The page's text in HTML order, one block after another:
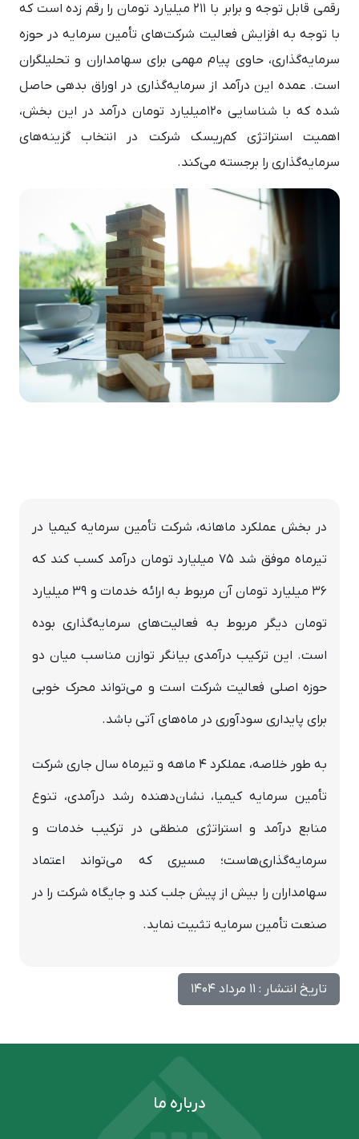
رقمی قابل توجه و برابر با ۲۱۱ میلیارد تومان را رقم زده است که
با توجه به افزایش فعالیت شرکت‌های تأمین سرمایه در حوزه
سرمایه‌گذاری، حاوی پیام مهمی برای سهامداران و تحلیلگران
است. عمده این درآمد از سرمایه‌گذاری در اوراق بدهی حاصل
شده که با شناسایی 120میلیارد تومان درآمد در این بخش،
اهمیت استراتژی کم‌ریسک شرکت در انتخاب گزینه‌های
سرمایه‌گذاری را برجسته می‌کند.
در بخش عملکرد ماهانه، شرکت تأمین سرمایه کیمیا در
تیرماه موفق شد ۷۵ میلیارد تومان درآمد کسب کند که
۳۶ میلیارد تومان آن مربوط به ارائه خدمات و ۳۹ میلیارد
تومان دیگر مربوط به فعالیت‌های سرمایه‌گذاری بوده
است. این ترکیب درآمدی بیانگر توازن مناسب میان دو
حوزه اصلی فعالیت شرکت است و می‌تواند محرک خوبی
برای پایداری سودآوری در ماه‌های آتی باشد.
به طور خلاصه، عملکرد ۴ ماهه و تیرماه سال جاری شرکت
تأمین سرمایه کیمیا، نشان‌دهنده رشد درآمدی، تنوع
منابع درآمد و استراتژی منطقی در ترکیب خدمات و
سرمایه‌گذاری‌هاست؛ مسیری که می‌تواند اعتماد
سهامداران را بیش از پیش جلب کند و جایگاه شرکت را در
صنعت تأمین سرمایه تثبیت نماید.
تاریخ انتشار : 11 مرداد 1404
درباره ما